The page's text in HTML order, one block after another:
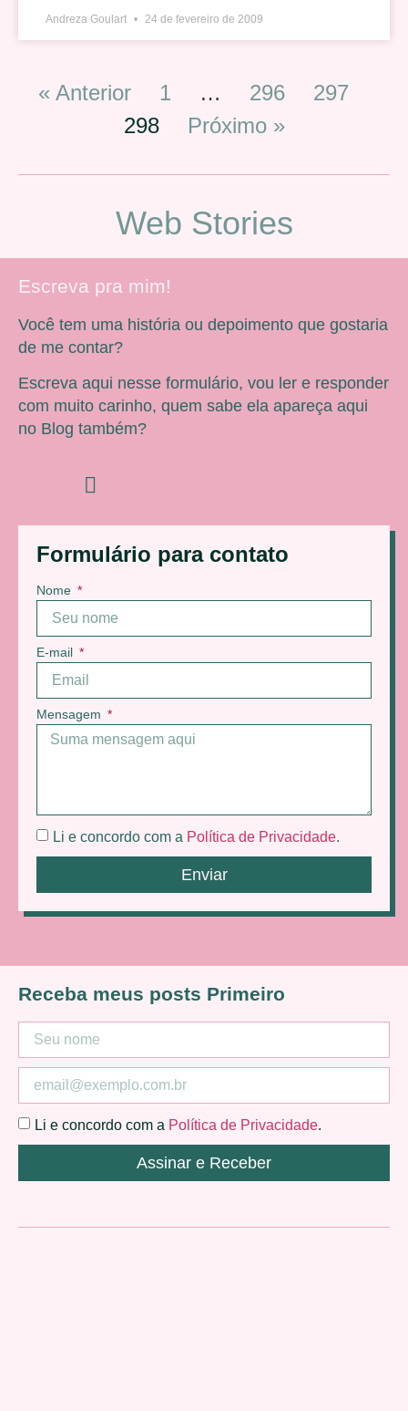
Andreza Goulart 24 de fevereiro de 2009
« Anterior 1 … 296
297
298
Próximo »
Web Stories
Formulário para contato
Nome
E-mail
Mensagem
Li e concordo com a Política de Privacidade
Enviar
Escreva pra mim!
Você tem uma história ou depoimento que gostaria
de me contar?
Escreva aqui nesse formulário, vou ler e responder
com muito carinho, quem sabe ela apareça aqui
no Blog também?
Receba meus posts Primeiro
Li e concordo com a Política de Privacidade
Assinar e Receber